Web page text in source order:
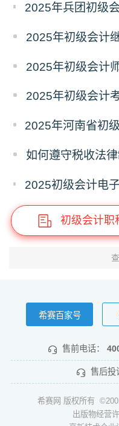
2025年初级会计
2025年初级会计
2025年初级会计
如何遵守税收法
初级会计职
希赛百家号
售前电话：
售后投
希赛网 版权所有
出版物经营